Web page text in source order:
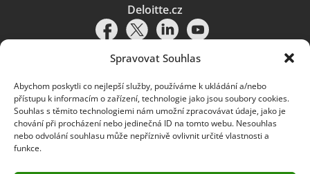
Spravovat Souhlas
Abychom poskytli co nejlepší služby, používáme k ukládání a/nebo
přístupu k informacím o zařízení, technologie jako jsou soubory cookies.
Souhlas s těmito technologiemi nám umožní zpracovávat údaje, jako je
chování při procházení nebo jedinečná ID na tomto webu. Nesouhlas
nebo odvolání souhlasu může nepříznivě ovlivnit určité vlastnosti a
funkce.
Deloitte.cz
Pravidla používání|Ochrana osobních údajů|Soubory cookies |
Deloitte.cz
© 2026. Více informací najdete vPravidlech používání.
Deloitte označuje jednu či více společností globální sítě členských